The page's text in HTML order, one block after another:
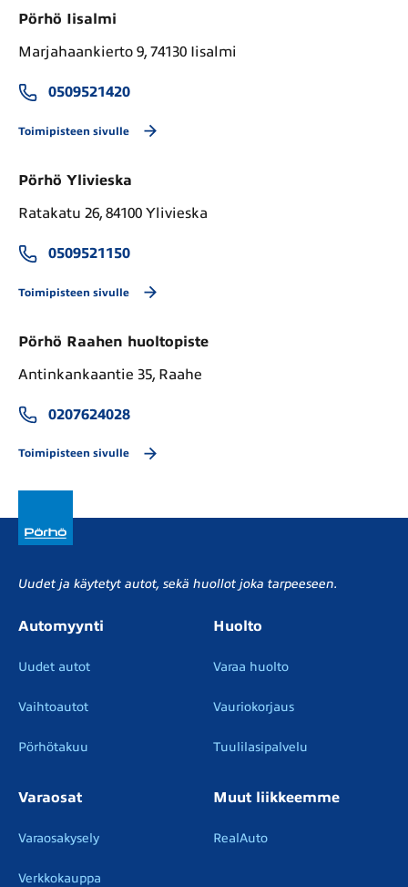
Pörhö Iisalmi
Marjahaankierto 9, 74130 Iisalmi
0509521420
Toimipisteen sivulle
Pörhö Ylivieska
Ratakatu 26, 84100 Ylivieska
0509521150
Toimipisteen sivulle
Pörhö Raahen huoltopiste
Antinkankaantie 35, Raahe
0207624028
Toimipisteen sivulle
Uudet ja käytetyt autot, sekä huollot joka tarpeeseen.
Automyynti
Uudet autot
Vaihtoautot
Pörhötakuu
Huolto
Varaa huolto
Vauriokorjaus
Tuulilasipalvelu
Varaosat
Varaosakysely
Verkkokauppa
Muut liikkeemme
RealAuto